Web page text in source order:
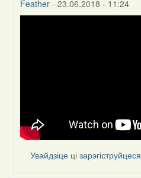
Feather - 23.06.2018 - 11:24
Увайдзіце цізарэгіструйцеся